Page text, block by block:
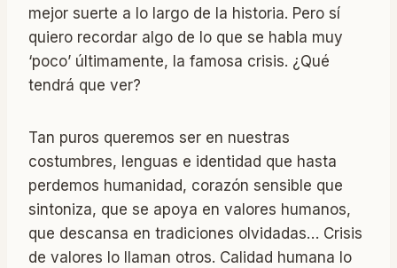
mejor suerte a lo largo de la historia. Pero sí
quiero recordar algo de lo que se habla muy
‘poco’ últimamente, la famosa crisis. ¿Qué
tendrá que ver?
Tan puros queremos ser en nuestras
costumbres, lenguas e identidad que hasta
perdemos humanidad, corazón sensible que
sintoniza, que se apoya en valores humanos,
que descansa en tradiciones olvidadas… Crisis
de valores lo llaman otros. Calidad humana lo